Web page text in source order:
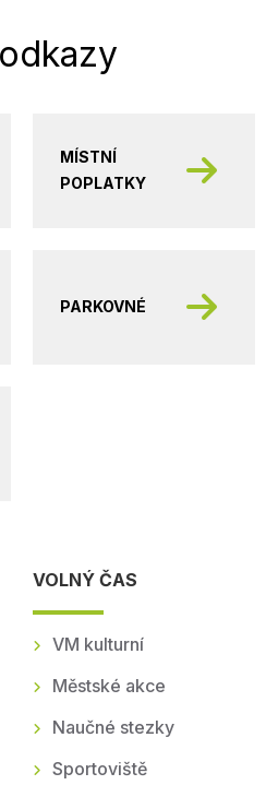
MÍSTNÍ
POPLATKY
PARKOVNÉ
VOLNÝ ČAS
VM kulturní
Městské akce
Naučné stezky
Sportoviště